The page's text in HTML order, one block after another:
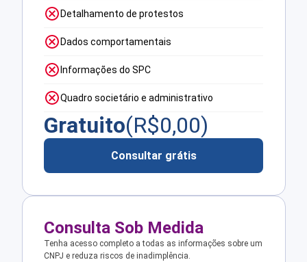
Detalhamento de protestos
Dados comportamentais
Informações do SPC
Quadro societário e administrativo
Gratuito(R$0,00)
Consultar grátis
Consulta Sob Medida
Tenha acesso completo a todas as informações sobre um
CNPJ e reduza riscos de inadimplência.